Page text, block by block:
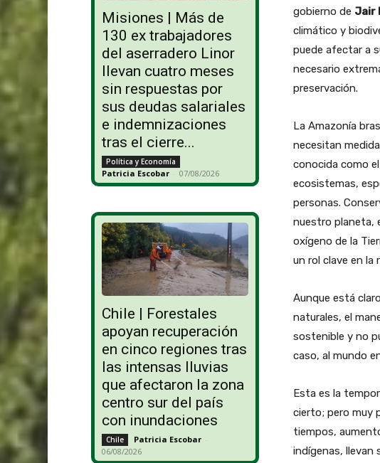
Misiones | Más de
130 ex trabajadores
del aserradero Linor
llevan cuatro meses
sin respuestas por
sus deudas salariales
e indemnizaciones
tras el cierre...
Política y Economía
Patricia Escobar - 07/08/2026
Chile | Forestales
apoyan recuperación
en cinco regiones tras
las intensas lluvias
que afectaron la zona
centro sur del país
con inundaciones
Chile Patricia Escobar -
06/08/2026
gobierno de Jair
climático y
puede afectar a
necesario
preservación.
La Amazonía
necesitan
conocida como
ecosistemas,
personas.
nuestro planeta,
oxígeno de la
un rol clave en la
Aunque está
naturales, el
sostenible y no
caso, al mundo
Esta es la
cierto; pero muy
tiempos,
indígenas, llevan